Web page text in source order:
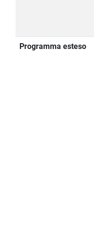
Programma esteso